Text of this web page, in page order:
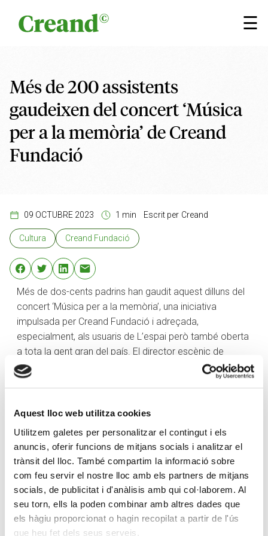
Aquest lloc web utilitza cookies
Utilitzem galetes per personalitzar el contingut i els
anuncis, oferir funcions de mitjans socials i analitzar el
trànsit del lloc. També compartim la informació sobre
com feu servir el nostre lloc amb els partners de mitjans
socials, de publicitat i d'anàlisis amb qui col·laborem. Al
seu torn, ells la poden combinar amb altres dades que
els hàgiu proporcionat o hagin recopilat a partir de l'ús
que heu fet dels seus serveis.
☰
×
Més de 200 assistents
gaudeixen del concert ‘Música
per a la memòria’ de Creand
Fundació
09 OCTUBRE 2023 1 min Escrit per Creand
Cultura Creand Fundació
Més de dos-cents padrins han gaudit aquest dilluns del
concert ‘Música per a la memòria’, una iniciativa
impulsada per Creand Fundació i adreçada,
especialment, als usuaris de L’espai però també oberta
a tota la gent gran del país. El director escènic de
l’actuació, Joan Hernández, ha remarcat el caràcter
simbòlic del concert perquè «recuperem la memòria
iniciativa va néixer amb la pandèmia del coronavirus
amb un aforament limitat, però arran de l’èxit que va
tenir «any rere any va creixent», arribant aquest dilluns a
la quarta edició. «És un espectacle especial, va néixer
en petit format i amb un aforament reduït i ara veiem
com comença a créixer», ha assenyalat, posant
l’accent a la novetat d’enguany, on s’ha convidat els
espectadors a ballar durant el concert.